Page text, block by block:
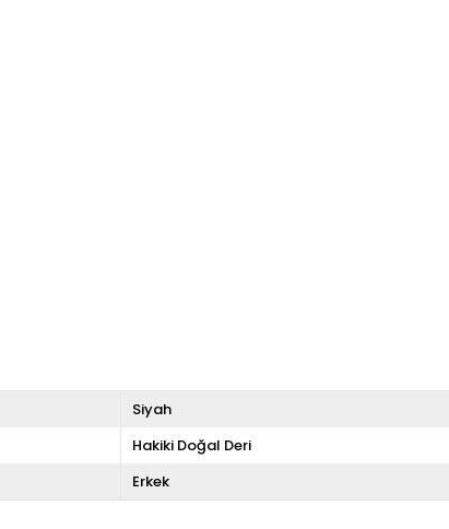
Siyah
Hakiki Doğal Deri
Erkek